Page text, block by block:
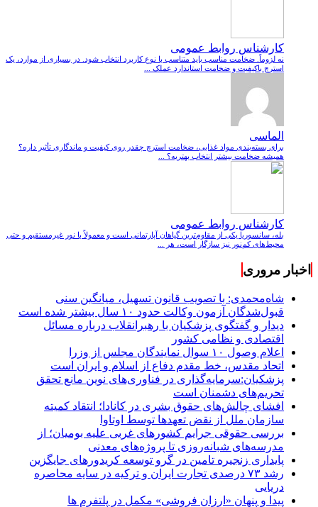
کارشناس روابط عمومی
نه لزوماً. ضخامت مناسب باید متناسب با نوع کاربرد انتخاب شود. در بسیاری از موارد، یک
استرچ باکیفیت و ضخامت استاندارد عملک ...
الماسی
برای بسته‌بندی مواد غذایی، ضخامت استرچ چقدر روی کیفیت و ماندگاری تأثیر داره؟
همیشه ضخامت بیشتر انتخاب بهتریه؟ ...
کارشناس روابط عمومی
بله، سانسوریا یکی از مقاوم‌ترین گیاهان آپارتمانی است و معمولاً با نور غیرمستقیم و حتی
محیط‌های کم‌نور نیز سازگار است، هر ...
اخبار مروری
شاه‌محمدی: با تصویب قانون تسهیل، میانگین سنی
قبول‌شدگان آزمون وکالت حدود ۱۰ سال بیشتر شده است
دیدار و گفتگوی پزشکیان با رهبرانقلاب درباره مسائل
اقتصادی و نظامی کشور
اعلام وصول ۱۰ سوال نمایندگان مجلس از وزرا
اتحاد مقدس، خط مقدم دفاع از اسلام و ایران است
پزشکیان:سرمایه‌گذاری در فناوری‌های نوین مانع تحقق
تحریم‌های دشمنان است
افشای چالش‌های حقوق بشری در کانادا؛ انتقاد کمیته
سازمان ملل از نقض تعهد‌ها توسط اوتاوا
بررسی حقوقی جرایم کشور‌های غربی علیه بومیان؛ از
مدرسه‌های شبانه‌روزی تا پروژه‌های معدنی
پایداری زنجیره تامین در گرو توسعه کریدورهای جایگزین
رشد ۷۳ درصدی تجارت ایران و ترکیه در سایه محاصره
دریایی
پیدا و پنهان «ارزان فروشی» مکمل در پلتفرم ها